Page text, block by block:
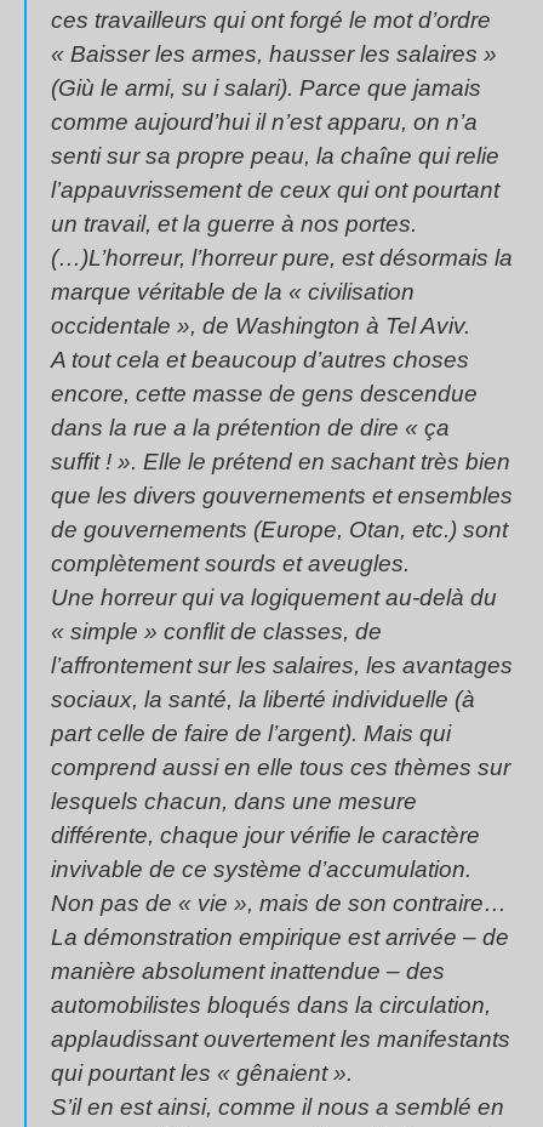
ces travailleurs qui ont forgé le mot d’ordre
« Baisser les armes, hausser les salaires »
(Giù le armi, su i salari). Parce que jamais
comme aujourd’hui il n’est apparu, on n’a
senti sur sa propre peau, la chaîne qui relie
l’appauvrissement de ceux qui ont pourtant
un travail, et la guerre à nos portes.
(…)L’horreur, l’horreur pure, est désormais la
marque véritable de la « civilisation
occidentale », de Washington à Tel Aviv.
A tout cela et beaucoup d’autres choses
encore, cette masse de gens descendue
dans la rue a la prétention de dire « ça
suffit ! ». Elle le prétend en sachant très bien
que les divers gouvernements et ensembles
de gouvernements (Europe, Otan, etc.) sont
complètement sourds et aveugles.
Une horreur qui va logiquement au-delà du
« simple » conflit de classes, de
l’affrontement sur les salaires, les avantages
sociaux, la santé, la liberté individuelle (à
part celle de faire de l’argent). Mais qui
comprend aussi en elle tous ces thèmes sur
lesquels chacun, dans une mesure
différente, chaque jour vérifie le caractère
invivable de ce système d’accumulation.
Non pas de « vie », mais de son contraire…
La démonstration empirique est arrivée – de
manière absolument inattendue – des
automobilistes bloqués dans la circulation,
applaudissant ouvertement les manifestants
qui pourtant les « gênaient ».
S’il en est ainsi, comme il nous a semblé en